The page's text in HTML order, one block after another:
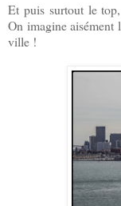
Et puis surtout le
On imagine aisément
ville !